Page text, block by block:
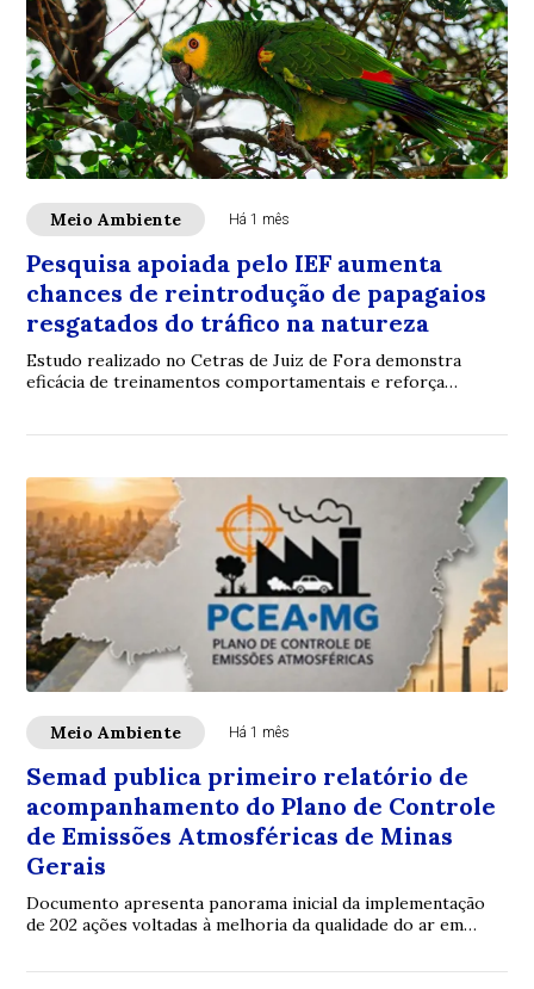
Meio Ambiente Há 1 mês
Pesquisa apoiada pelo IEF aumenta
chances de reintrodução de papagaios
resgatados do tráfico na natureza
Estudo realizado no Cetras de Juiz de Fora demonstra
eficácia de treinamentos comportamentais e reforça
Meio Ambiente Há 1 mês
Semad publica primeiro relatório de
acompanhamento do Plano de Controle
de Emissões Atmosféricas de Minas
Gerais
Documento apresenta panorama inicial da implementação
de 202 ações voltadas à melhoria da qualidade do ar em